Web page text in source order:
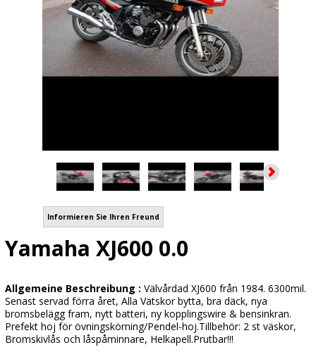
Informieren Sie Ihren Freund
Yamaha XJ600 0.0
Allgemeine Beschreibung : Välvårdad XJ600 från 1984. 6300mil.
Senast servad förra året, Alla Vätskor bytta, bra däck, nya
bromsbelägg fram, nytt batteri, ny kopplingswire & bensinkran.
Prefekt hoj för övningskörning/Pendel-hoj.Tillbehör: 2 st väskor,
Bromskivlås och låspåminnare, Helkapell.Prutbar!!!